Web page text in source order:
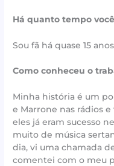
Há quanto tempo
Sou fã há quase 15
Como conheceu o
Minha história é um
e Marrone nas rádios
eles já eram sucesso
muito de música
dia, vi uma chamada
comentei com o meu